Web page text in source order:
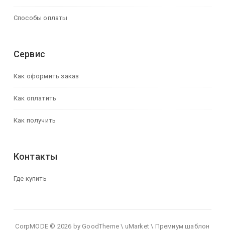
Способы оплаты
Сервис
Как оформить заказ
Как оплатить
Как получить
Контакты
Где купить
CorpMODE © 2026 by GoodTheme \ uMarket \ Премиум шаблон